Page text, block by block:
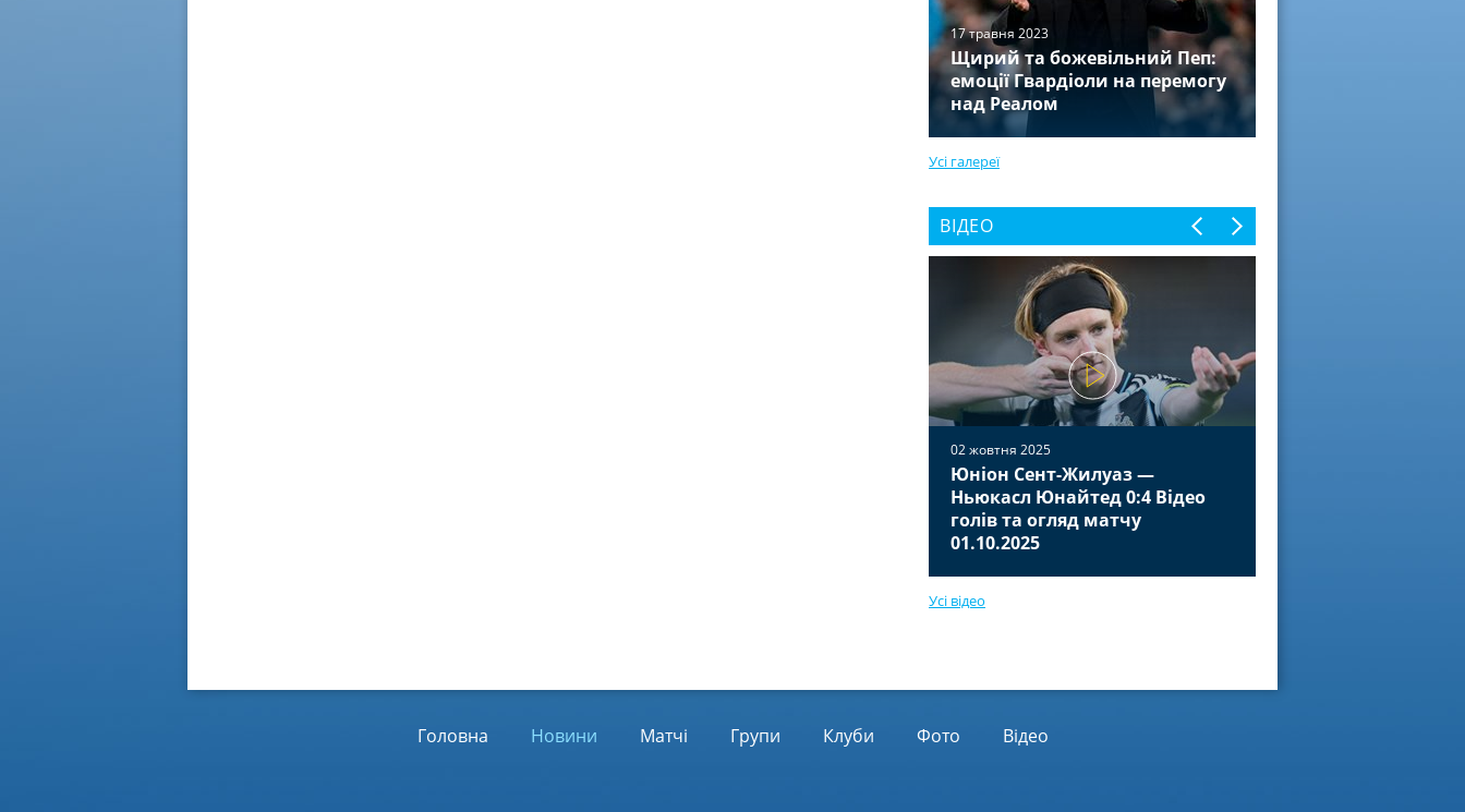
17 травня 2023
Щирий та божевільний Пеп:
емоції Гвардіоли на перемогу
над Реалом
Усі галереї
ВІДЕО
02 жовтня 2025
Юніон Сент-Жилуаз —
Ньюкасл Юнайтед 0:4 Відео
голів та огляд матчу
01.10.2025
Усі відео
Головна Новини Матчі Групи Клуби Фото Відео